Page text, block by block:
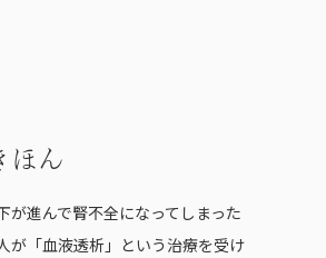
ほん
が進んで腎不全になってしまった
が「血液透析」という治療を受け